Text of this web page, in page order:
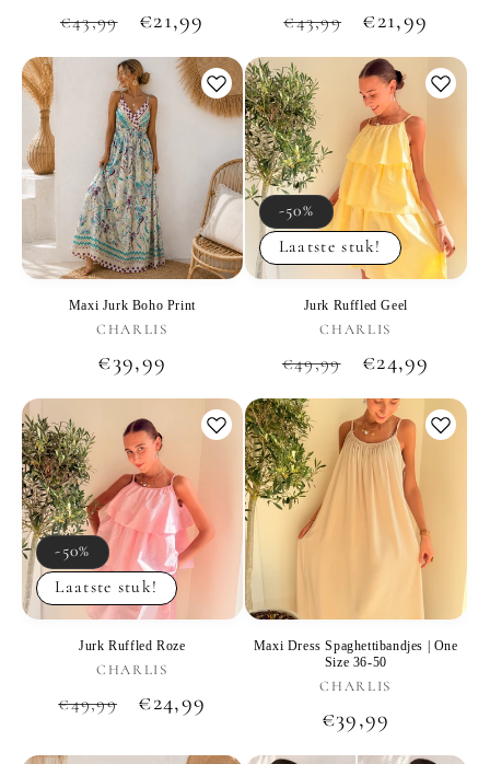
Normale
prijs
€43,99 Aanbiedingsprijs
€21,99
Normale
prijs
€43,99 €21,99
Maxi Jurk Boho Print
Verkoper:
CHARLIS
Normale
prijs
€39,99
-50%
Laatste stuk!
Jurk Ruffled Geel
Verkoper:
CHARLIS
Normale
prijs
€49,99 €24,99
-50%
Laatste stuk!
Jurk Ruffled Roze
Verkoper:
CHARLIS
Normale
€49,99 Aanbiedingsprijs
€24,99
Maxi Dress Spaghettibandjes | One
Size 36-50
Verkoper:
CHARLIS
Normale
prijs
€39,99